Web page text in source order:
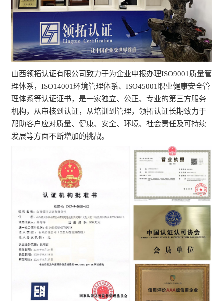
山西领拓认证有限公司致力于为企业申报办理ISO9001质量管
理体系，ISO14001环境管理体系、ISO45001职业健康安全管
理体系等认证证书，是一家独立、公正、专业的第三方服务
机构，从审核到认证，从培训到管理，领拓认证长期致力于
帮助客户应对质量、健康、安全、环境、社会责任及可持续
发展等方面不断增加的挑战。